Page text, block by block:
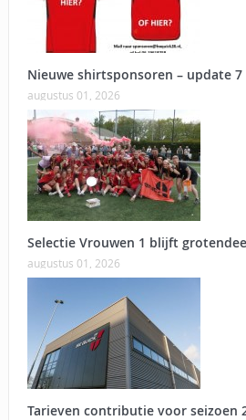
Nieuwe shirtsponsoren – update 7
augustus 01, 2026
Selectie Vrouwen 1 blijft
augustus 01, 2026
Tarieven contributie voor seizoen